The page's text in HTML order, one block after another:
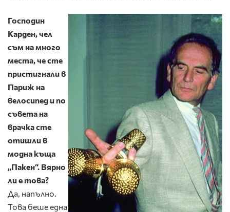
Господин
Карден, чел
съм на много
места, че сте
пристигнали в
Па­риж на
велосипед и по
съвета на
врачка сте
отишли в
модна къща
„Пакен“. Вярно
ли е това?
Да, напълно.
Това беше една